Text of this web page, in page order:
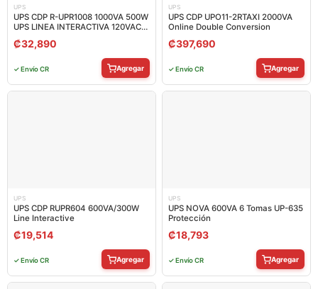
UPS
UPS CDP R-UPR1008 1000VA 500W
UPS LINEA INTERACTIVA 120VAC
AVR 8 TOMAS
₡32,890
✓ Envío CR Agregar
UPS
UPS CDP UPO11-2RTAXI 2000VA
Online Double Conversion
₡397,690
✓ Envío CR Agregar
UPS
UPS CDP RUPR604 600VA/300W
Line Interactive
₡19,514
✓ Envío CR Agregar
UPS
UPS NOVA 600VA 6 Tomas UP-635
Protección
₡18,793
✓ Envío CR Agregar